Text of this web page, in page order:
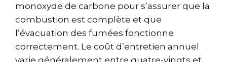
monoxyde de carbone pour s’assurer que la
combustion est complète et que
l’évacuation des fumées fonctionne
correctement. Le coût d’entretien annuel
varie généralement entre quatre-vingts et